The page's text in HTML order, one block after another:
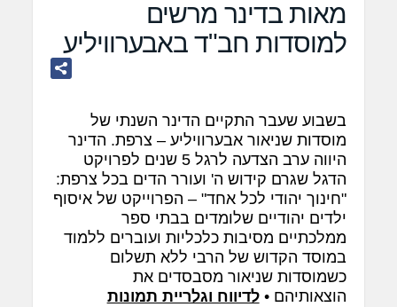
מאות בדינר מרשים
למוסדות חב"ד באבערוויליע
בשבוע שעבר התקיים הדינר השנתי של
מוסדות שניאור אבערוויליע – צרפת. הדינר
היווה ערב הצדעה לרגל 5 שנים לפרויקט
הדגל שגרם קידוש ה' ועורר הדים בכל צרפת:
"חינוך יהודי לכל אחד" – הפרוייקט של איסוף
ילדים יהודיים שלומדים בבתי ספר
ממלכתיים מסיבות כלכליות ועוברים ללמוד
במוסד הקדוש של הרבי ללא תשלום
כשמוסדות שניאור מסבסדים את
הוצאותיהם •לדיווח וגלריית תמונות